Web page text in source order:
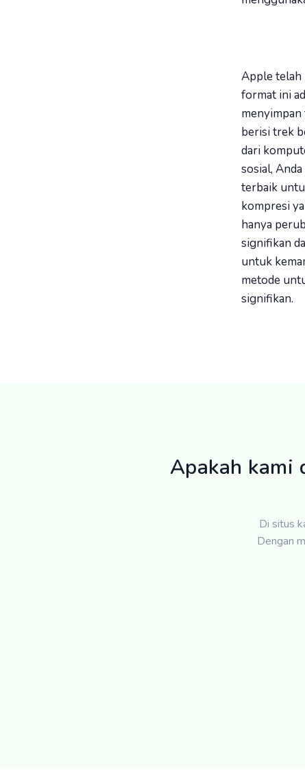
Apple telah
format ini
berisi trek
dari
sosial,
terbaik
kompresi
hanya
signifikan
untuk
metode
signifikan.
Apakah kami
Di situs
Dengan